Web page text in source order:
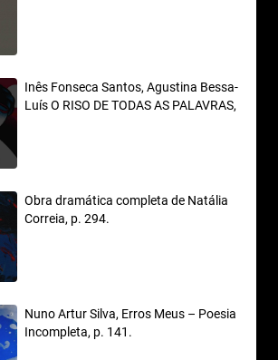
Inês Fonseca Santos, Agustina Bessa-
Luís O RISO DE TODAS AS PALAVRAS,
Obra dramática completa de Natália
Correia, p. 294.
Nuno Artur Silva, Erros Meus – Poesia
Incompleta, p. 141.